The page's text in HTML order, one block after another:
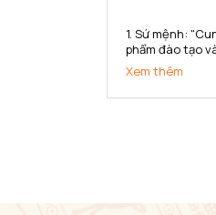
1. Sứ mệnh:
phẩm đào tạo
học tài chính -
cao cho xã hội" 2. Tầm nhìn: Đến
năm 2020 đạt
Xem thêm